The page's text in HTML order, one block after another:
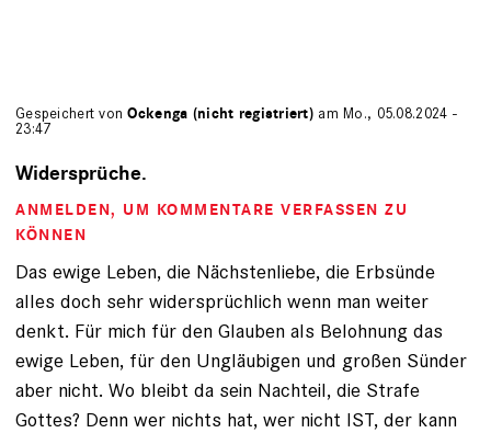
Gespeichert vonOckenga (nicht registriert) am Mo., 05.08.2024 -
23:47
Widersprüche.
ANMELDEN, UM KOMMENTARE VERFASSEN ZU
KÖNNEN
Das ewige Leben, die Nächstenliebe, die Erbsünde
alles doch sehr widersprüchlich wenn man weiter
denkt. Für mich für den Glauben als Belohnung das
ewige Leben, für den Ungläubigen und großen Sünder
aber nicht. Wo bleibt da sein Nachteil, die Strafe
Gottes? Denn wer nichts hat, wer nicht IST, der kann